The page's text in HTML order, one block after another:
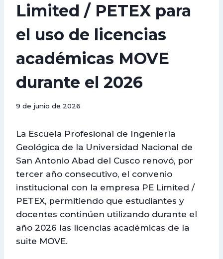
Limited / PETEX para
el uso de licencias
académicas MOVE
durante el 2026
9 de junio de 2026
La Escuela Profesional de Ingeniería
Geológica de la Universidad Nacional de
San Antonio Abad del Cusco renovó, por
tercer año consecutivo, el convenio
institucional con la empresa PE Limited /
PETEX, permitiendo que estudiantes y
docentes continúen utilizando durante el
año 2026 las licencias académicas de la
suite MOVE.